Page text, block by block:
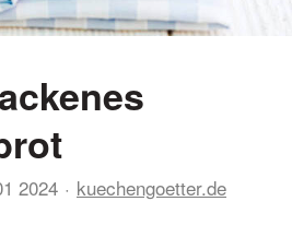
2024 kuechengoetter.de